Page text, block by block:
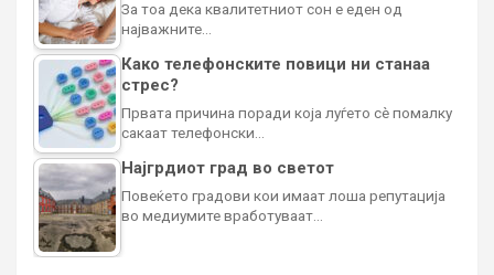
За тоа дека квалитетниот сон е еден од
најважните…
Како телефонските повици ни станаа
стрес?
Првата причина поради која луѓето сè помалку
сакаат телефонски…
Најгрдиот град во светот
Повеќето градови кои имаат лоша репутација
во медиумите вработуваат…